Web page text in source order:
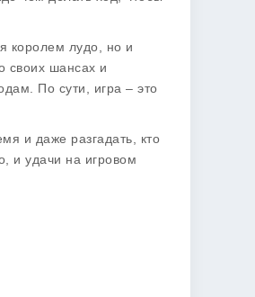
королем лудо, но и
своих шансах и
По сути, игра – это
и даже разгадать, кто
и удачи на игровом